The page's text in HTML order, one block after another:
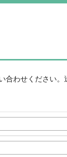
合わせください。